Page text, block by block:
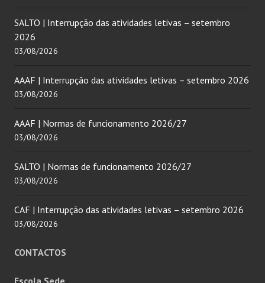
SALTO | Interrupção das atividades letivas – setembro
2026
03/08/2026
AAAF | Interrupção das atividades letivas – setembro 2026
03/08/2026
AAAF | Normas de funcionamento 2026/27
03/08/2026
SALTO | Normas de funcionamento 2026/27
03/08/2026
CAF | Interrupção das atividades letivas – setembro 2026
03/08/2026
CONTACTOS